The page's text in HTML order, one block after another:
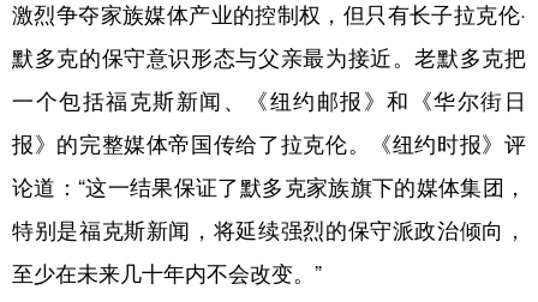
激烈争夺家族媒体产业的控制权，但只有长子拉克伦·
默多克的保守意识形态与父亲最为接近。老默多克把
一个包括福克斯新闻、《纽约邮报》和《华尔街日
报》的完整媒体帝国传给了拉克伦。《纽约时报》评
论道：“这一结果保证了默多克家族旗下的媒体集团，
特别是福克斯新闻，将延续强烈的保守派政治倾向，
至少在未来几十年内不会改变。”